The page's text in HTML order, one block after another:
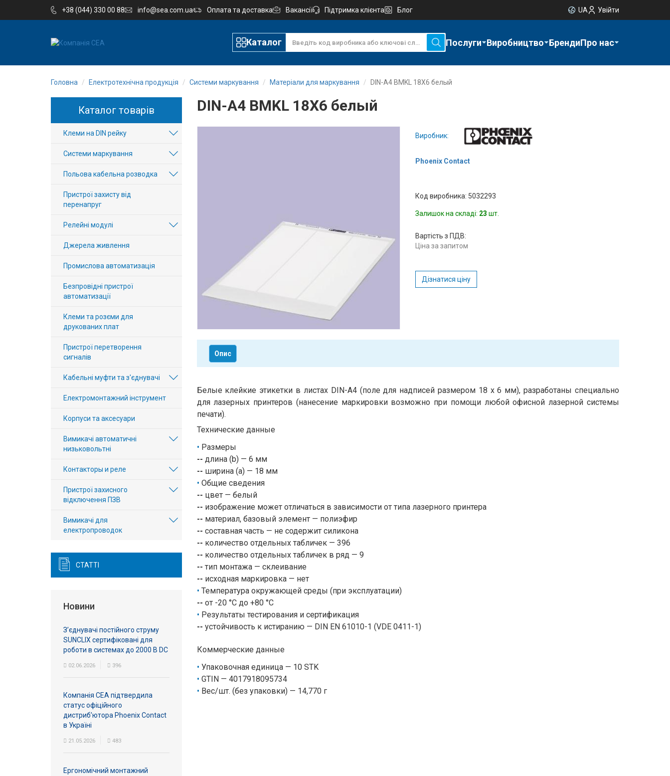
+38 (044) 330 00 88 info@sea.com.ua Оплата та доставка Вакансії Підтримка клієнта Блог UA Увійти
Каталог Послуги Виробництво БрендиПро нас
Компанія
Виробництво
Вакансії
авторизація
Виробники
Контакти
Доставка
Підтримка
Головна Електротехнічна продукція Системи маркування Матеріали для маркування DIN-A4 BMKL 18X6 белый
DIN-A4 BMKL 18X6 белый
Виробник:
Phoenix Contact
Код виробника: 5032293
Залишок на складі: 23 шт.
Вартість з ПДВ:
Ціна за запитом
Дізнатися ціну
Опис
Белые клейкие этикетки в листах DIN-A4 (поле для надписей размером 18 х 6 мм), разработаны специально
для лазерных принтеров (нанесение маркировки возможно при помощи любой офисной лазерной системы
печати).
Технические данные
Размеры
-- длина (b) — 6 мм
-- ширина (a) — 18 мм
Общие сведения
-- цвет — белый
-- изображение может отличаться в зависимости от типа лазерного принтера
-- материал, базовый элемент — полиэфир
-- составная часть — не содержит силикона
-- количество отдельных табличек — 396
-- количество отдельных табличек в ряд — 9
-- тип монтажа — склеивание
-- исходная маркировка — нет
Температура окружающей среды (при эксплуатации)
-- от -20 °C до +80 °C
Результаты тестирования и сертификация
-- устойчивость к истиранию — DIN EN 61010-1 (VDE 0411-1)
Коммерческие данные
Упаковочная единица — 10 STK
GTIN — 4017918095734
Вес/шт. (без упаковки) — 14,770 г
Каталог товарів
Клеми на DIN рейку
Системи маркування
Польова кабельна розводка
Пристрої захисту від
перенапруг
Релейні модулі
Джерела живлення
Промислова автоматизація
Безпровідні пристрої
автоматизації
Клеми та розєми для
друкованих плат
Пристрої перетворення
сигналів
Кабельні муфти та з'єднувачі
Електромонтажний інструмент
Корпуси та аксесуари
Вимикачі автоматичні
низьковольтні
Контакторы и реле
Пристрої захисного
відключення ПЗВ
Вимикачі для
електропроводок
СТАТТІ
Новини
З’єднувачі постійного струму
SUNCLIX сертифіковані для
роботи в системах до 2000 В DC
02.06.2026 396
Компанія СЕА підтвердила
статус офіційного
дистриб’ютора Phoenix Contact
в Україні
21.05.2026 483
Ергономічний монтажний